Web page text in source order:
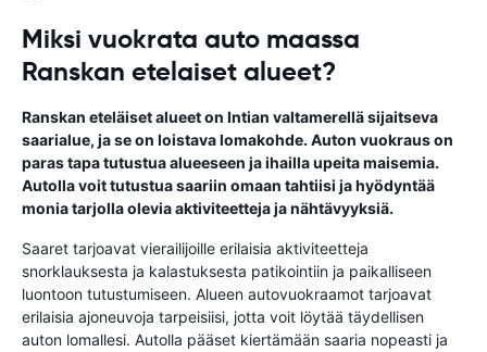
Miksi vuokrata auto maassa
Ranskan etelaiset alueet?
Ranskan eteläiset alueet on Intian valtamerellä sijaitseva
saarialue, ja se on loistava lomakohde. Auton vuokraus on
paras tapa tutustua alueeseen ja ihailla upeita maisemia.
Autolla voit tutustua saariin omaan tahtiisi ja hyödyntää
monia tarjolla olevia aktiviteetteja ja nähtävyyksiä.
Saaret tarjoavat vierailijoille erilaisia ​​aktiviteetteja
snorklauksesta ja kalastuksesta patikointiin ja paikalliseen
luontoon tutustumiseen. Alueen autovuokraamot tarjoavat
erilaisia ​​ajoneuvoja tarpeisiisi, jotta voit löytää täydellisen
auton lomallesi. Autolla pääset kiertämään saaria nopeasti ja